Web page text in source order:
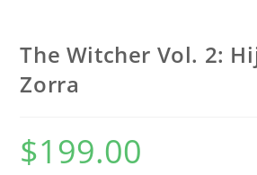
The Witcher Vol. 2:
Zorra
$199.00